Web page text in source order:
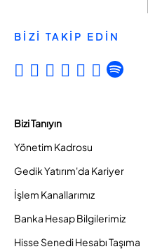
BİZİ TAKİP EDİN
Bizi Tanıyın
Yönetim Kadrosu
Gedik Yatırım'da Kariyer
İşlem Kanallarımız
Banka Hesap Bilgilerimiz
Hisse Senedi Hesabı Taşıma